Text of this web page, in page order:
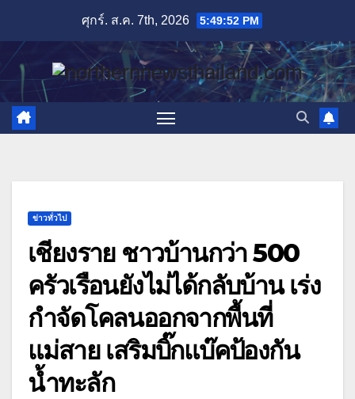
content
ศุกร์. ส.ค. 7th, 2026 5:49:53 PM
ข่าวทั่วไป
เชียงราย ชาวบ้านกว่า 500
ครัวเรือนยังไม่ได้กลับบ้าน เร่ง
กำจัดโคลนออกจากพื้นที่
แม่สาย เสริมบิ๊กแบ๊คป้องกัน
น้ำทะลัก